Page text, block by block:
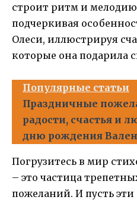
строит ритм и мелодию
подчеркивая
Олеси, иллюстрируя
которые она подарила
Популярные статьи
Праздничные
радости, счастья и
дню рождения
Погрузитесь в мир
– это частица
пожеланий. И пусть эти